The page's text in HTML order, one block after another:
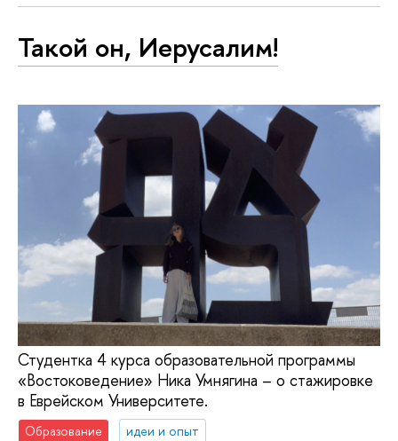
Такой он, Иерусалим!
Студентка 4 курса образовательной программы
«Востоковедение» Ника Умнягина – о стажировке
в Еврейском Университете.
Образование идеи и опыт